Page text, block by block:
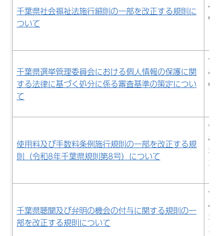
千葉県社会福祉法施行細則の一部を改正する規則に
ついて
8
6
千葉県選挙管理委員会における個人情報の保護に関
する法律に基づく処分に係る審査基準の策定につい
て
令
8
6
使用料及び手数料条例施行規則の一部を改正する規
則（令和8年千葉県規則第8号）について
令
8
5
29
千葉県聴聞及び弁明の機会の付与に関する規則の一
部を改正する規則について
令
8
5
29